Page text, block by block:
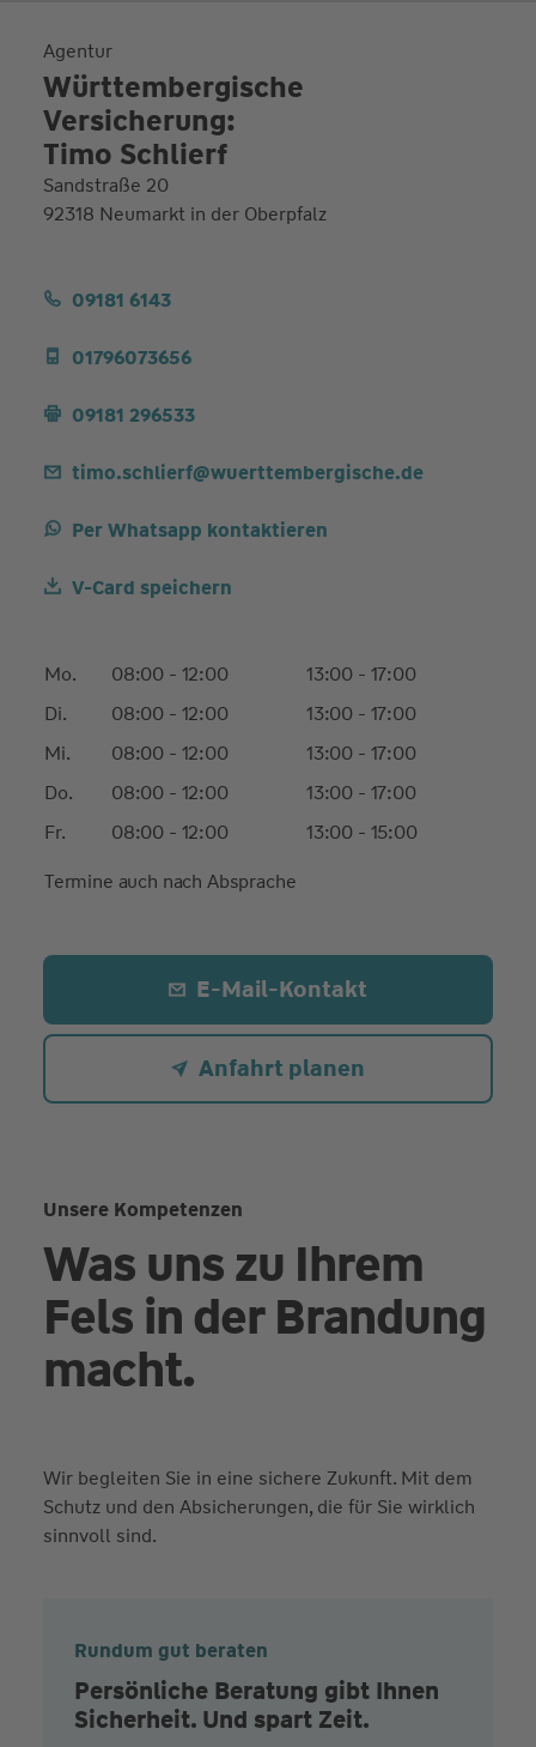
Agentur
Württembergische
Versicherung:
Timo Schlierf
Sandstraße 20
92318 Neumarkt in der Oberpfalz
09181 6143
01796073656
09181 296533
timo.schlierf@wuerttembergische.de
Per Whatsapp kontaktieren
V-Card speichern
Mo. 08:00 - 12:00
13:00 - 17:00
Di.
08:00 - 12:00
13:00 - 17:00
Mi.
08:00 - 12:00
13:00 - 17:00
Do.
08:00 - 12:00
13:00 - 17:00
Fr.
08:00 - 12:00
13:00 - 15:00
Termine auch nach Absprache
E-Mail-Kontakt
Anfahrt planen
Unsere Kompetenzen
Was uns zu Ihrem
Fels in der Brandung
macht.
Wir begleiten Sie in eine sichere Zukunft. Mit dem
Schutz und den Absicherungen, die für Sie wirklich
sinnvoll sind.
Rundum gut beraten
Persönliche Beratung gibt Ihnen
Sicherheit. Und spart Zeit.